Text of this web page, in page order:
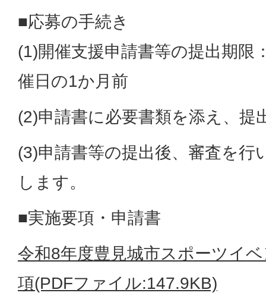
■応募の手続き
(1)開催支援申請書等の提出期限
催日の1か月前
(2)申請書に必要書類を添え、提
(3)申請書等の提出後、審査を行
します。
■実施要項・申請書
令和8年度豊見城市スポーツイ
項(PDFファイル:147.9KB)